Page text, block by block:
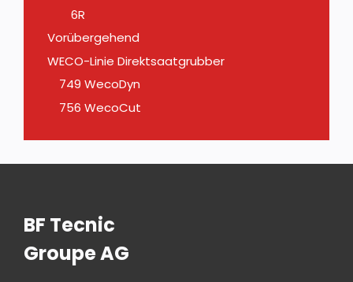
6R
Vorübergehend
WECO-Linie Direktsaatgrubber
749 WecoDyn
756 WecoCut
BF Tecnic
Groupe AG